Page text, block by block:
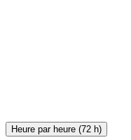
Heure par heure (72 h)